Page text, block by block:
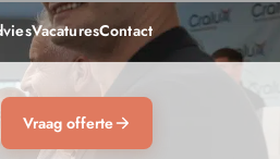
VacaturesContact
Vraag offerte